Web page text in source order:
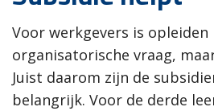
Voor werkgevers is opleiden
organisatorische vraag,
Juist daarom zijn de
belangrijk. Voor de derde